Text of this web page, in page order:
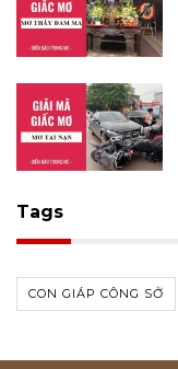
Tags
CON GIÁP CÔNG SỞ